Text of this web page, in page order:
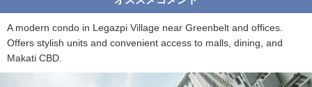
の
リ
ン
A modern condo in Legazpi Village near Greenbelt and offices.
Offers stylish units and convenient access to malls, dining, and
Makati CBD.